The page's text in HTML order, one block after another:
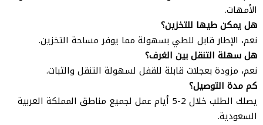
الأمهات.
هل يمكن طيها للتخزين؟
نعم، الإطار قابل للطي بسهولة مما يوفر مساحة التخزين.
هل سهلة التنقل بين الغرف؟
نعم، مزودة بعجلات قابلة للقفل لسهولة التنقل والثبات.
كم مدة التوصيل؟
يصلك الطلب خلال 2-5 أيام عمل لجميع مناطق المملكة العربية
السعودية.